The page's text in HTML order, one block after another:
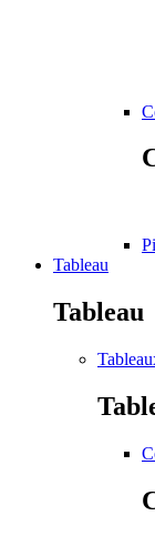
Tableau
Tableau